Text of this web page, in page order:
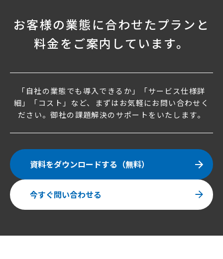
お客様の業態に合わせたプランと
料金をご案内しています。
「自社の業態でも導入できるか」「サービス仕様詳
細」「コスト」など、
まずはお気軽にお問い合わせく
ださい。御社の課題解決のサポートをいたします。
資料をダウンロードする（無料）
今すぐ問い合わせる